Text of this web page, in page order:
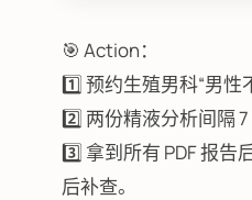
🎯 Action：
1️⃣ 预约生殖男科“男性
2️⃣ 两份精液分析间隔
3️⃣ 拿到所有 PDF 报告
后补查。